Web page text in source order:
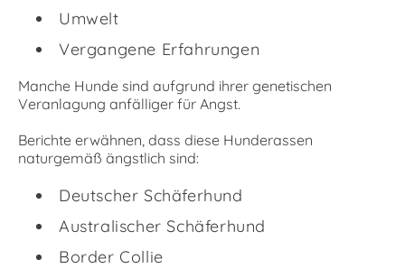
Umwelt
Vergangene Erfahrungen
Manche Hunde sind aufgrund ihrer genetischen
Veranlagung anfälliger für Angst.
Berichte erwähnen, dass diese Hunderassen
naturgemäß ängstlich sind:
Deutscher Schäferhund
Australischer Schäferhund
Border Collie